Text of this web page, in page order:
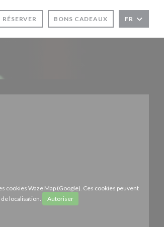
RÉSERVER BONS CADEAUX FR
cookies Waze Map (Google). Ces cookies peuvent
localisation.
Autoriser